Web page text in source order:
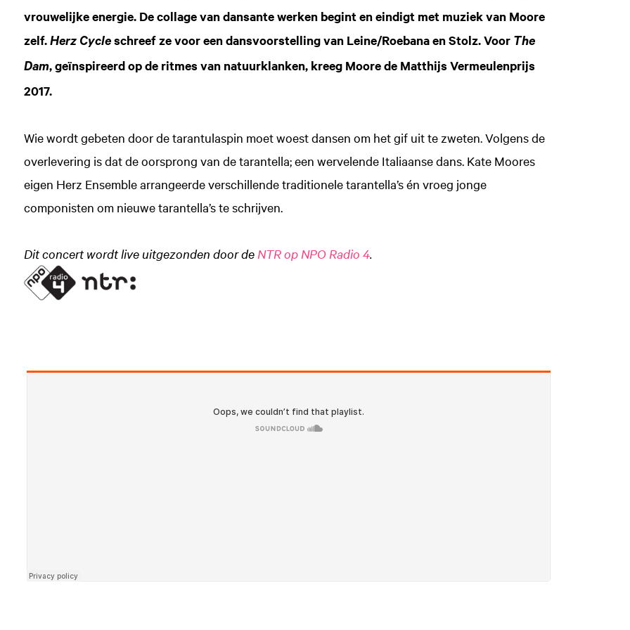
vrouwelijke energie. De collage van dansante werken begint en eindigt met muziek van Moore
zelf. Herz Cycle schreef ze voor een dansvoorstelling van Leine/Roebana en Stolz. Voor The
Dam, geïnspireerd op de ritmes van natuurklanken, kreeg Moore de Matthijs Vermeulenprijs
2017.
Wie wordt gebeten door de tarantulaspin moet woest dansen om het gif uit te zweten. Volgens de
overlevering is dat de oorsprong van de tarantella; een wervelende Italiaanse dans. Kate Moores
eigen Herz Ensemble arrangeerde verschillende traditionele tarantella’s én vroeg jonge
componisten om nieuwe tarantella’s te schrijven.
Dit concert wordt live uitgezonden door de NTR op NPO Radio 4.